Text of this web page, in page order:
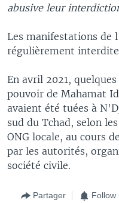
abusive leur
Les manifestations de
régulièrement
En avril 2021,
pouvoir de Mahamat
avaient été tuées à
sud du Tchad, selon
ONG locale, au cours
par les autorités,
société civile.
Partager Follow